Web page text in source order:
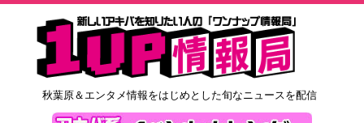
秋葉原＆エンタメ情報をはじめとした旬なニュースを配信